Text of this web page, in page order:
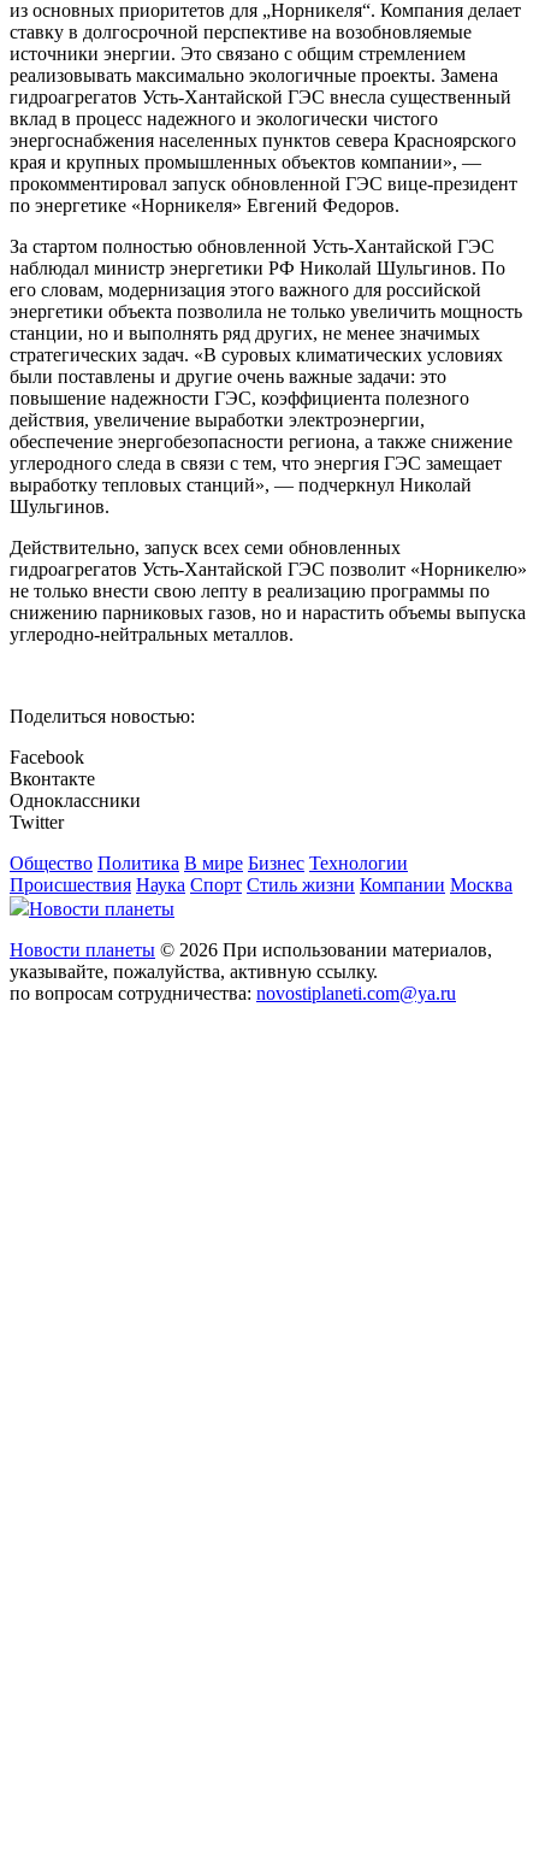
из основных приоритетов для „Норникеля“. Компания делает
ставку в долгосрочной перспективе на возобновляемые
источники энергии. Это связано с общим стремлением
реализовывать максимально экологичные проекты. Замена
гидроагрегатов Усть-Хантайской ГЭС внесла существенный
вклад в процесс надежного и экологически чистого
энергоснабжения населенных пунктов севера Красноярского
края и крупных промышленных объектов компании», —
прокомментировал запуск обновленной ГЭС вице-президент
по энергетике «Норникеля» Евгений Федоров.
За стартом полностью обновленной Усть-Хантайской ГЭС
наблюдал министр энергетики РФ Николай Шульгинов. По
его словам, модернизация этого важного для российской
энергетики объекта позволила не только увеличить мощность
станции, но и выполнять ряд других, не менее значимых
стратегических задач. «В суровых климатических условиях
были поставлены и другие очень важные задачи: это
повышение надежности ГЭС, коэффициента полезного
действия, увеличение выработки электроэнергии,
обеспечение энергобезопасности региона, а также снижение
углеродного следа в связи с тем, что энергия ГЭС замещает
выработку тепловых станций», — подчеркнул Николай
Шульгинов.
Действительно, запуск всех семи обновленных
гидроагрегатов Усть-Хантайской ГЭС позволит «Норникелю»
не только внести свою лепту в реализацию программы по
снижению парниковых газов, но и нарастить объемы выпуска
углеродно-нейтральных металлов.
Поделиться новостью:
Facebook
Вконтакте
Одноклассники
Twitter
Общество Политика В мире Бизнес Технологии
Происшествия Наука Спорт Стиль жизни Компании Москва
Новости планеты
Новости планеты © 2026 При использовании материалов,
указывайте, пожалуйства, активную ссылку.
по вопросам сотрудничества: novostiplaneti.com@ya.ru